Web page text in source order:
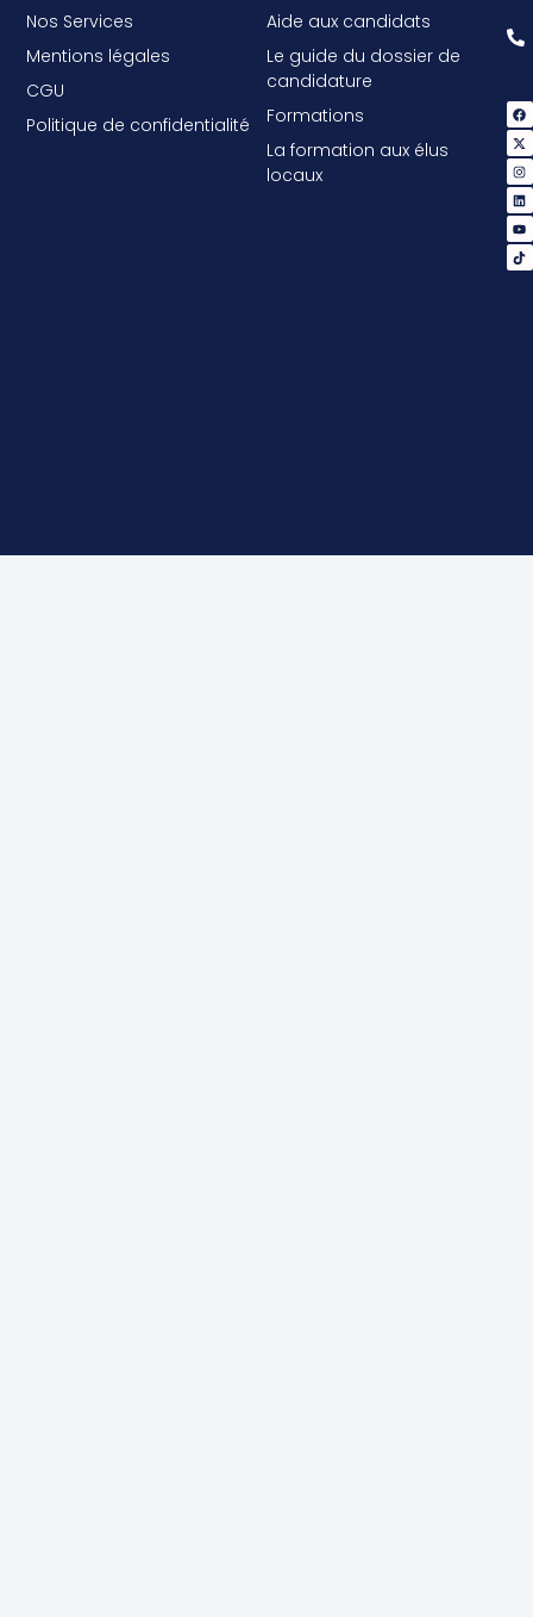
Aide aux candidats
Le guide du dossier de
candidature
Formations
La formation aux élus
locaux
Nos Services
Mentions légales
CGU
Politique de confidentialité